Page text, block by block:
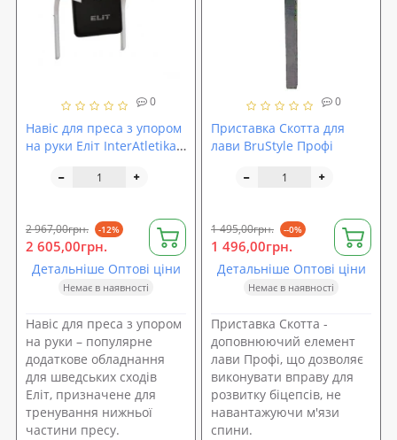
0
Навіс для преса з упором
на руки Еліт InterAtletika
2 967,00грн. -12%
2 605,00грн.
Детальніше Оптові ціни
Немає в наявності
Навіс для преса з упором
на руки – популярне
додаткове обладнання
для шведських сходів
Еліт, призначене для
тренування нижньої
частини пресу.
0
Приставка Скотта для
лави BruStyle Профі
1 495,00грн. --0%
1 496,00грн.
Детальніше Оптові ціни
Немає в наявності
Приставка Скотта -
доповнюючий елемент
лави Профі, що дозволяє
виконувати вправу для
розвитку біцепсів, не
навантажуючи м'язи
спини.